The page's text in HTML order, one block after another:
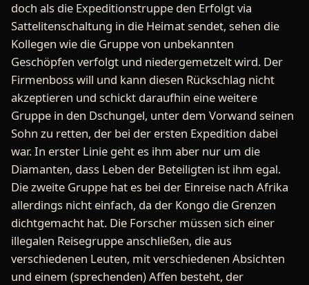
doch als die Expeditionstruppe den Erfolgt via
Sattelitenschaltung in die Heimat sendet, sehen die
Kollegen wie die Gruppe von unbekannten
Geschöpfen verfolgt und niedergemetzelt wird. Der
Firmenboss will und kann diesen Rückschlag nicht
akzeptieren und schickt daraufhin eine weitere
Gruppe in den Dschungel, unter dem Vorwand seinen
Sohn zu retten, der bei der ersten Expedition dabei
war. In erster Linie geht es ihm aber nur um die
Diamanten, dass Leben der Beteiligten ist ihm egal.
Die zweite Gruppe hat es bei der Einreise nach Afrika
allerdings nicht einfach, da der Kongo die Grenzen
dichtgemacht hat. Die Forscher müssen sich einer
illegalen Reisegruppe anschließen, die aus
verschiedenen Leuten, mit verschiedenen Absichten
und einem (sprechenden) Affen besteht, der